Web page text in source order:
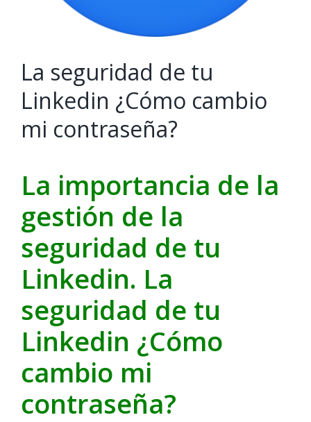
La seguridad de tu
Linkedin ¿Cómo cambio
mi contraseña?
La importancia de la
gestión de la
seguridad de tu
Linkedin. La
seguridad de tu
Linkedin ¿Cómo
cambio mi
contraseña?